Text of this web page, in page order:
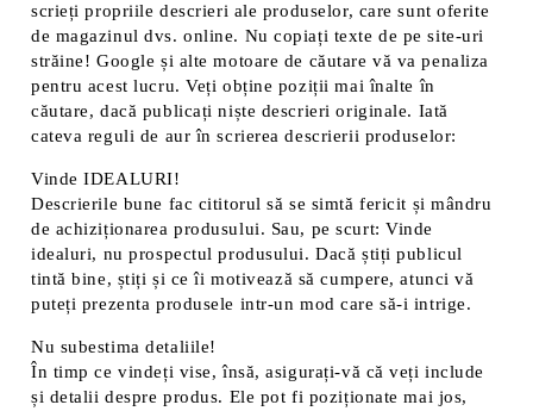
scrieți propriile descrieri ale produselor, care sunt oferite
de magazinul dvs. online. Nu copiați texte de pe site-uri
străine! Google și alte motoare de căutare vă va penaliza
pentru acest lucru. Veți obține poziții mai înalte în
căutare, dacă publicați niște descrieri originale. Iată
cateva reguli de aur în scrierea descrierii produselor:
Vinde IDEALURI!
Descrierile bune fac cititorul să se simtă fericit și mândru
de achiziționarea produsului. Sau, pe scurt: Vinde
idealuri, nu prospectul produsului. Dacă știți publicul
tintă bine, știți și ce îi motivează să cumpere, atunci vă
puteți prezenta produsele intr-un mod care să-i intrige.
Nu subestima detaliile!
În timp ce vindeți vise, însă, asigurați-vă că veți include
și detalii despre produs. Ele pot fi poziționate mai jos,